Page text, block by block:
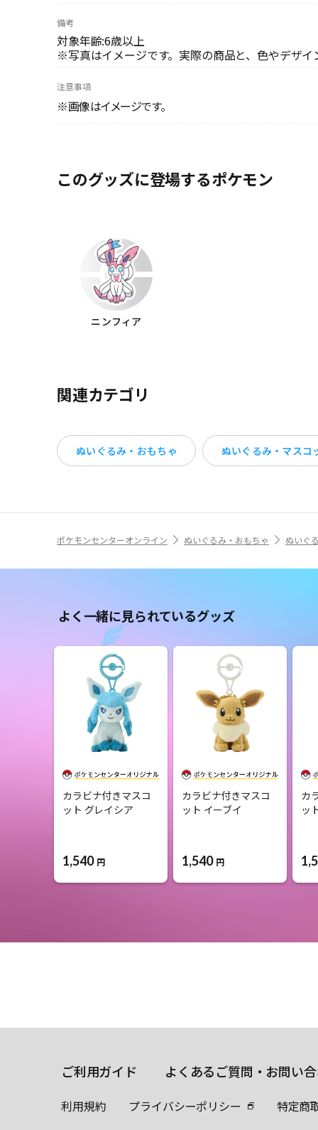
備考
対象年齢:6歳以上
※写真はイメージです。実際の商品と、色やデザ
注意事項
※画像はイメージです。
このグッズに登場するポケモン
ニンフィア
関連カテゴリ
ぬいぐるみ・おもちゃ ぬいぐるみ・マスコ
ポケモンセンターオンライン ぬいぐるみ・おもちゃ ぬいぐ
よく一緒に見られているグッズ
カラビナ付きマスコ
ット グレイシア
1,540 円
カラビナ付きマスコ
ット イーブイ
1,540 円
カ
ッ
ご利用ガイド よくあるご質問・お問い
利用規約 プライバシーポリシー 特定商